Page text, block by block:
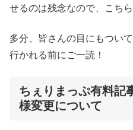
せるのは残念なので、こち
多分、皆さんの目にもつい
行かれる前にご一読！
ちぇりまっぷ有料記
様変更について